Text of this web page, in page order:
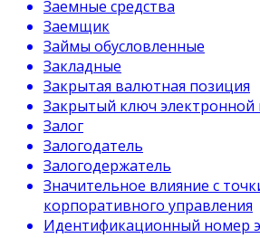
Заемные средства
Заемщик
Займы обусловленные
Закладные
Закрытая валютная позиция
Закрытый ключ
Залог
Залогодатель
Залогодержатель
Значительное влияние с
корпоративного управления
Идентификационный номер